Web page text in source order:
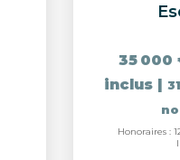
35 000
inclus |
Honoraires :